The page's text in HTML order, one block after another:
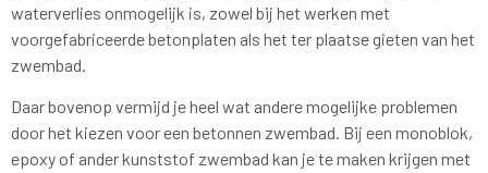
waterverlies onmogelijk is, zowel bij het werken met
voorgefabriceerde betonplaten als het ter plaatse gieten van het
zwembad.
Daar bovenop vermijd je heel wat andere mogelijke problemen
door het kiezen voor een betonnen zwembad. Bij een monoblok,
epoxy of ander kunststof zwembad kan je te maken krijgen met